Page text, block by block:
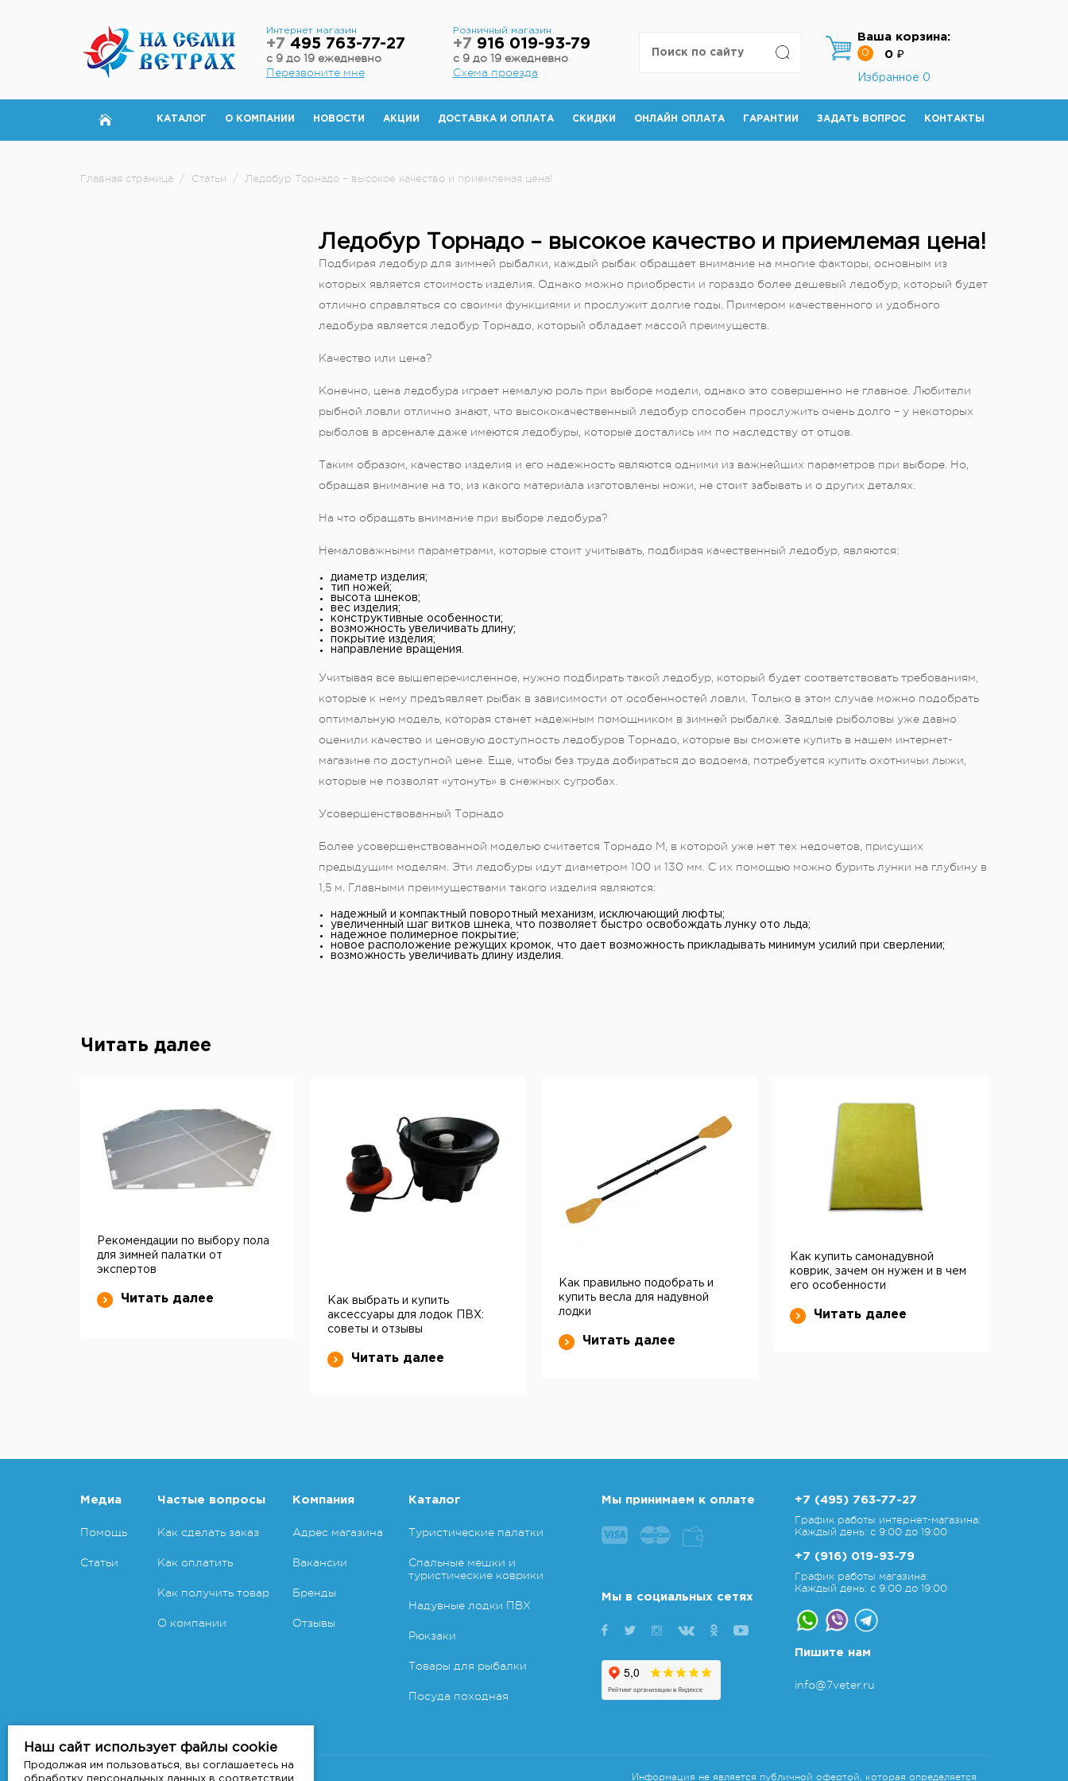
Интернет магазин
+7 495 763-77-27
с 9 до 19 ежедневно
Перезвоните мне
Розничный магазин
+7 916 019-93-79
с 9 до 19 ежедневно
Схема проезда
Ваша корзина:
0 0 ₽
Избранное 0
КАТАЛОГ О КОМПАНИИ НОВОСТИ АКЦИИ ДОСТАВКА И ОПЛАТА СКИДКИ ОНЛАЙН ОПЛАТА ГАРАНТИИ ЗАДАТЬ ВОПРОС КОНТАКТЫ
Главная страница / Статьи / Ледобур Торнадо – высокое качество и приемлемая цена!
Ледобур Торнадо – высокое качество и приемлемая цена!
Подбирая ледобур для зимней рыбалки, каждый рыбак обращает внимание на многие факторы, основным из
которых является стоимость изделия. Однако можно приобрести и гораздо более дешевый ледобур, который будет
отлично справляться со своими функциями и прослужит долгие годы. Примером качественного и удобного
ледобура является ледобур Торнадо, который обладает массой преимуществ.
Качество или цена?
Конечно, цена ледобура играет немалую роль при выборе модели, однако это совершенно не главное. Любители
рыбной ловли отлично знают, что высококачественный ледобур способен прослужить очень долго – у некоторых
рыболов в арсенале даже имеются ледобуры, которые достались им по наследству от отцов.
Таким образом, качество изделия и его надежность являются одними из важнейших параметров при выборе. Но,
обращая внимание на то, из какого материала изготовлены ножи, не стоит забывать и о других деталях.
На что обращать внимание при выборе ледобура?
Немаловажными параметрами, которые стоит учитывать, подбирая качественный ледобур, являются:
диаметр изделия;
тип ножей;
высота шнеков;
вес изделия;
конструктивные особенности;
возможность увеличивать длину;
покрытие изделия;
направление вращения.
Учитывая все вышеперечисленное, нужно подбирать такой ледобур, который будет соответствовать требованиям,
которые к нему предъявляет рыбак в зависимости от особенностей ловли. Только в этом случае можно подобрать
оптимальную модель, которая станет надежным помощником в зимней рыбалке. Заядлые рыболовы уже давно
оценили качество и ценовую доступность ледобуров Торнадо, которые вы сможете купить в нашем интернет-
магазине по доступной цене. Еще, чтобы без труда добираться до водоема, потребуется купить охотничьи лыжи,
которые не позволят «утонуть» в снежных сугробах.
Усовершенствованный Торнадо
Более усовершенствованной моделью считается Торнадо М, в которой уже нет тех недочетов, присущих
предыдущим моделям. Эти ледобуры идут диаметром 100 и 130 мм. С их помощью можно бурить лунки на глубину в
1,5 м. Главными преимуществами такого изделия являются:
надежный и компактный поворотный механизм, исключающий люфты;
увеличенный шаг витков шнека, что позволяет быстро освобождать лунку ото льда;
надежное полимерное покрытие;
новое расположение режущих кромок, что дает возможность прикладывать минимум усилий при сверлении;
возможность увеличивать длину изделия.
Читать далее
Рекомендации по выбору пола
для зимней палатки от
экспертов
Читать далее
Как выбрать и купить
аксессуары для лодок ПВХ:
советы и отзывы
Читать далее
Как правильно подобрать и
купить весла для надувной
лодки
Читать далее
Как купить самонадувной
коврик, зачем он нужен и в чем
его особенности
Читать далее
Медиа
Помощь
Статьи
Частые вопросы
Как сделать заказ
Как оплатить
Как получить товар
О компании
Компания
Адрес магазина
Вакансии
Бренды
Отзывы
Каталог
Туристические палатки
Спальные мешки и
туристические коврики
Надувные лодки ПВХ
Рюкзаки
Товары для рыбалки
Посуда походная
Мы принимаем к оплате
Мы в социальных сетях
+7 (495) 763-77-27
График работы интернет-магазина:
Каждый день: с 9:00 до 19:00
+7 (916) 019-93-79
График работы магазина:
Каждый день: с 9:00 до 19:00
Пишите нам
info@7veter.ru
Copyright 2011-2026 © 7veter.ru Информация не является публичной офертой, которая определяется
Наш сайт использует файлы cookie
Продолжая им пользоваться, вы соглашаетесь на
обработку персональных данных в соответствии